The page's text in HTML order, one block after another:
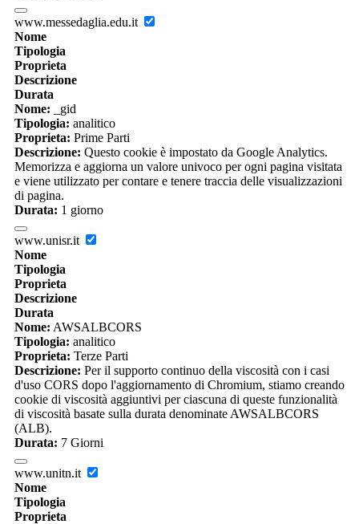
www.messedaglia.edu.it
Nome
Tipologia
Proprieta
Descrizione
Durata
Nome: _gid
Tipologia: analitico
Proprieta: Prime Parti
Descrizione: Questo cookie è impostato da Google Analytics.
Memorizza e aggiorna un valore univoco per ogni pagina visitata
e viene utilizzato per contare e tenere traccia delle visualizzazioni
di pagina.
Durata: 1 giorno
www.unisr.it
Nome
Tipologia
Proprieta
Descrizione
Durata
Nome: AWSALBCORS
Tipologia: analitico
Proprieta: Terze Parti
Descrizione: Per il supporto continuo della viscosità con i casi
d'uso CORS dopo l'aggiornamento di Chromium, stiamo creando
cookie di viscosità aggiuntivi per ciascuna di queste funzionalità
di viscosità basate sulla durata denominate AWSALBCORS
(ALB).
Durata: 7 Giorni
www.unitn.it
Nome
Tipologia
Proprieta